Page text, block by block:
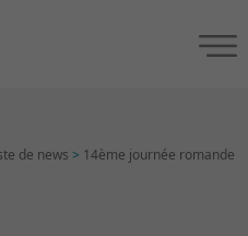
de news > 14ème journée romande